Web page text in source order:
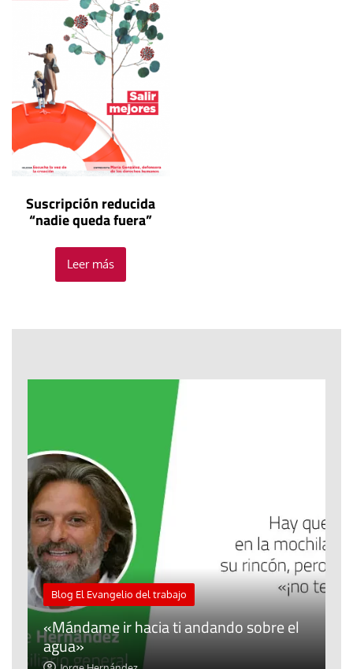
Suscripción reducida
“nadie queda fuera”
Leer más
Blog El Evangelio del trabajo
«Mándame ir hacia ti andando sobre el
agua»